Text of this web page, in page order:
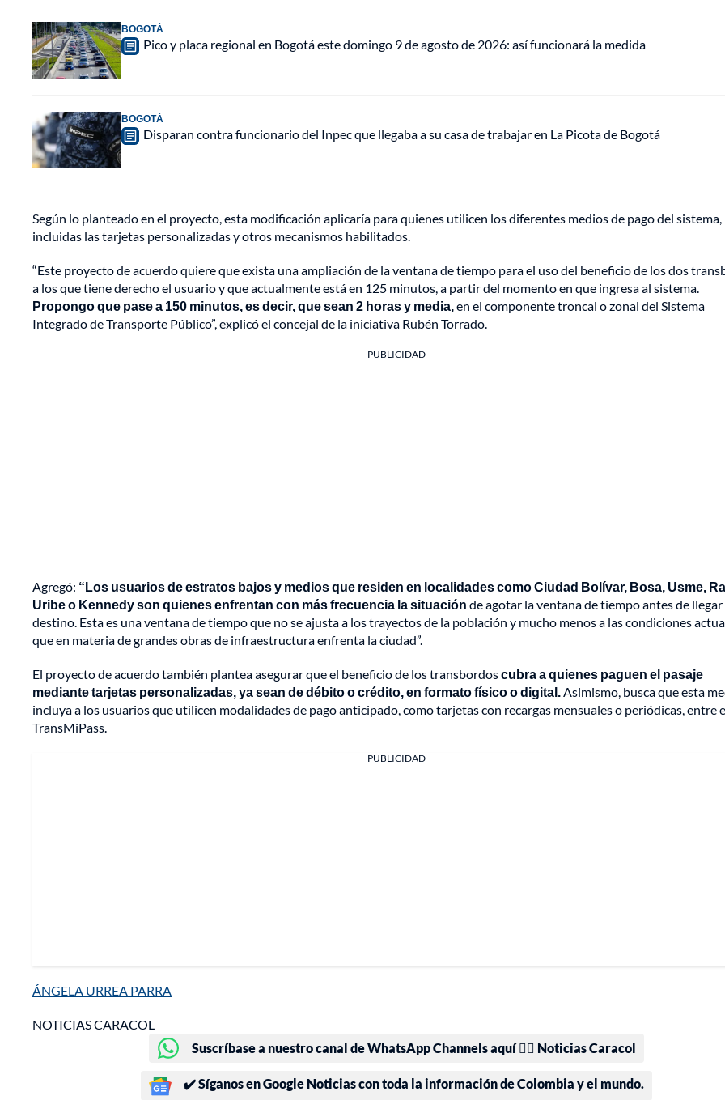
BOGOTÁ
Pico y placa regional en Bogotá este domingo 9 de agosto de 2026: así funcionará la medida
BOGOTÁ
Disparan contra funcionario del Inpec que llegaba a su casa de trabajar en La Picota de Bogotá
Según lo planteado en el proyecto, esta modificación aplicaría para quienes utilicen los diferentes medios de pago del sistema,
incluidas las tarjetas personalizadas y otros mecanismos habilitados.
“Este proyecto de acuerdo quiere que exista una ampliación de la ventana de tiempo para el uso del beneficio de los dos
a los que tiene derecho el usuario y que actualmente está en 125 minutos, a partir del momento en que ingresa al sistema.
Propongo que pase a 150 minutos, es decir, que sean 2 horas y media,en el componente troncal o zonal del Sistema
Integrado de Transporte Público”, explicó el concejal de la iniciativa Rubén Torrado.
PUBLICIDAD
Agregó: “Los usuarios de estratos bajos y medios que residen en localidades como Ciudad Bolívar, Bosa, Usme,
Uribe o Kennedy son quienes enfrentan con más frecuencia la situación de agotar la ventana de tiempo antes de llegar
destino. Esta es una ventana de tiempo que no se ajusta a los trayectos de la población y mucho menos a las condiciones
que en materia de grandes obras de infraestructura enfrenta la ciudad”.
El proyecto de acuerdo también plantea asegurar que el beneficio de los transbordoscubra a quienes paguen el pasaje
mediante tarjetas personalizadas, ya sean de débito o crédito, en formato físico o digital.Asimismo, busca que esta
incluya a los usuarios que utilicen modalidades de pago anticipado, como tarjetas con recargas mensuales o periódicas, entre
TransMiPass.
PUBLICIDAD
ÁNGELA URREA PARRA
NOTICIAS CARACOL
Suscríbase a nuestro canal de WhatsApp Channels aquí 👉🏻 Noticias Caracol
✔️ Síganos en Google Noticias con toda la información de Colombia y el mundo.